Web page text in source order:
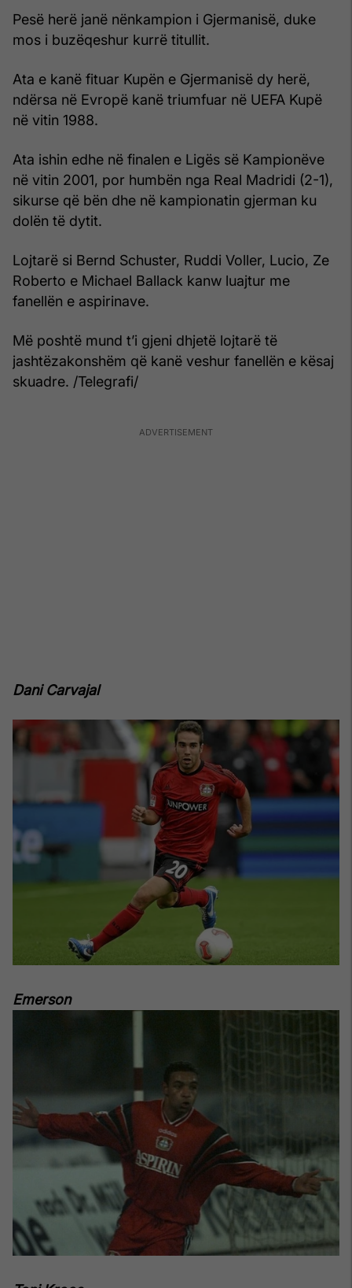
Pesë herë janë nënkampion i Gjermanisë, duke
mos i buzëqeshur kurrë titullit.
Ata e kanë fituar Kupën e Gjermanisë dy herë,
ndërsa në Evropë kanë triumfuar në UEFA Kupë
në vitin 1988.
Ata ishin edhe në finalen e Ligës së Kampionëve
në vitin 2001, por humbën nga Real Madridi (2-1),
sikurse që bën dhe në kampionatin gjerman ku
dolën të dytit.
Lojtarë si Bernd Schuster, Ruddi Voller, Lucio, Ze
Roberto e Michael Ballack kanw luajtur me
fanellën e aspirinave.
Më poshtë mund t’i gjeni dhjetë lojtarë të
jashtëzakonshëm që kanë veshur fanellën e kësaj
skuadre. /Telegrafi/
Dani Carvajal
Emerson